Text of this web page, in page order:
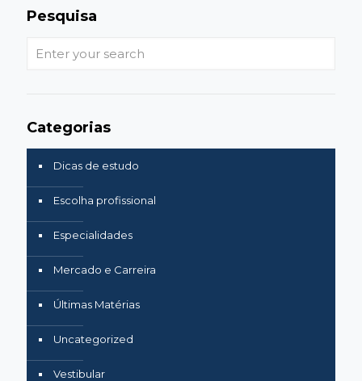
Pesquisa
your
Categorias
Dicas de estudo
Escolha profissional
Especialidades
Mercado e Carreira
Últimas Matérias
Uncategorized
Vestibular